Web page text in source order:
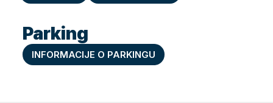
Parking
INFORMACIJE O PARKINGU